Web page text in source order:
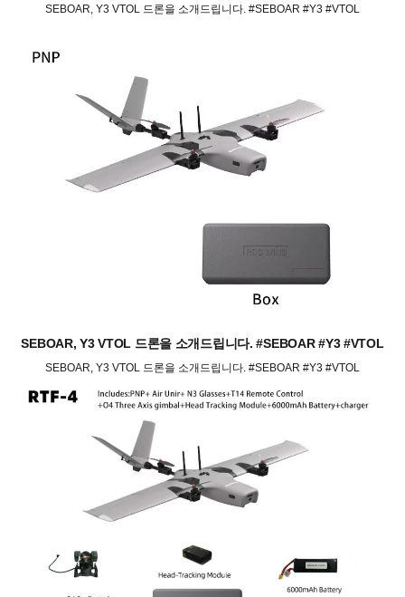
SEBOAR, Y3 VTOL 드론을 소개드립니다. #SEBOAR #Y3 #VTOL
SEBOAR, Y3 VTOL 드론을 소개드립니다. #SEBOAR #Y3 #VTOL
SEBOAR, Y3 VTOL 드론을 소개드립니다. #SEBOAR #Y3 #VTOL